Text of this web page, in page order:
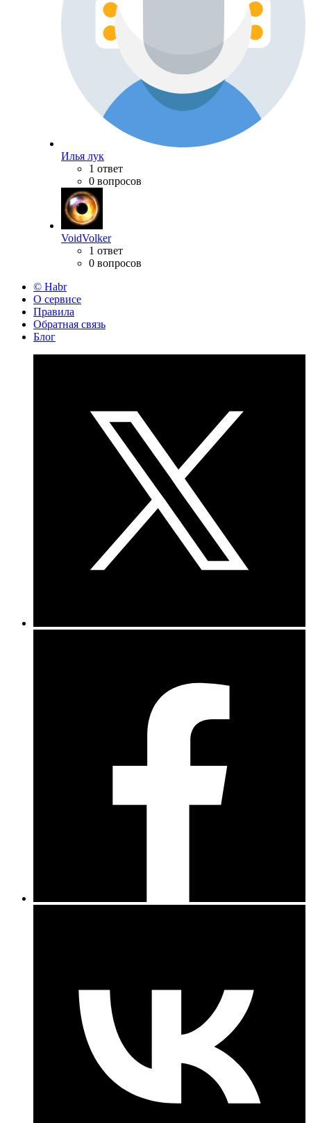
Илья лук
1 ответ
0 вопросов
VoidVolker
1 ответ
0 вопросов
© Habr
О сервисе
Правила
Обратная связь
Блог